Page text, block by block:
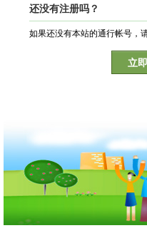
还没有注册吗？
如果还没有本站的通行帐号，
立